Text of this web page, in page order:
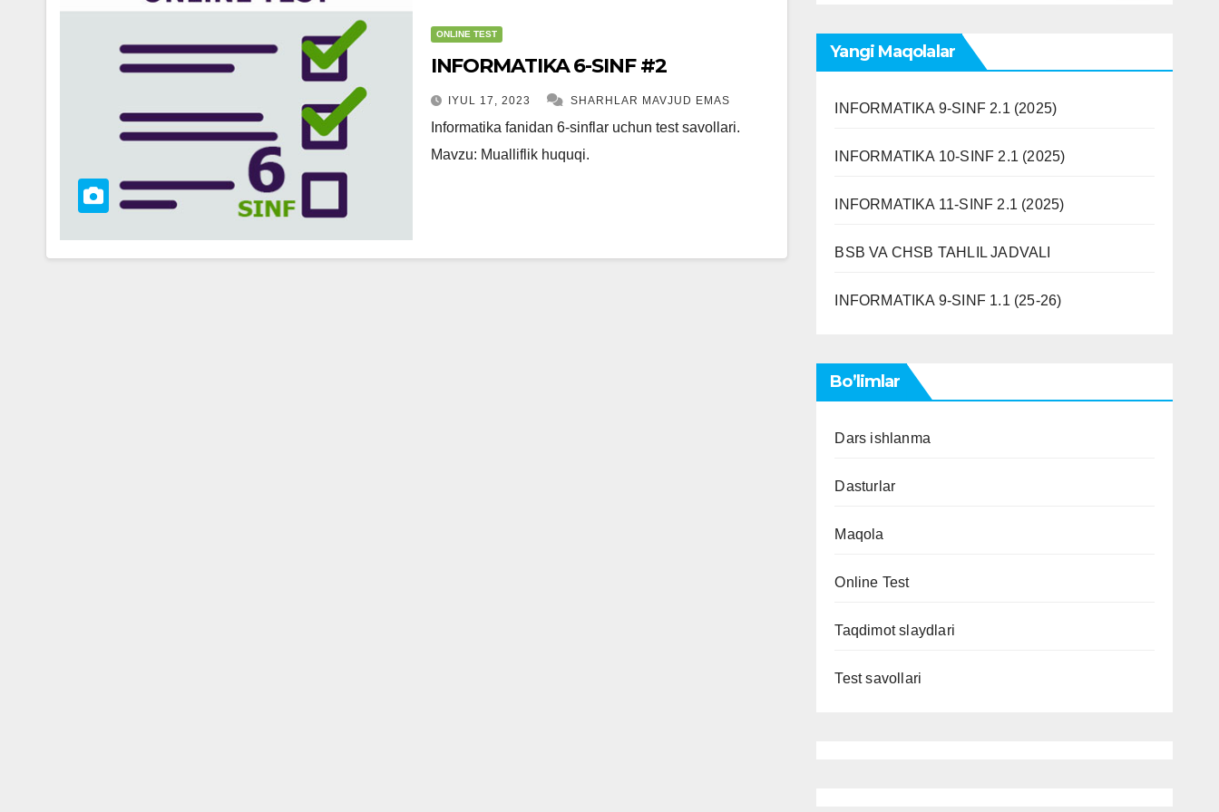
ONLINE TEST
INFORMATIKA 6-SINF #2
IYUL 17, 2023 SHARHLAR MAVJUD EMAS
Informatika fanidan 6-sinflar uchun test savollari.
Mavzu: Mualliflik huquqi.
Yangi Maqolalar
INFORMATIKA 9-SINF 2.1 (2025)
INFORMATIKA 10-SINF 2.1 (2025)
INFORMATIKA 11-SINF 2.1 (2025)
BSB VA CHSB TAHLIL JADVALI
INFORMATIKA 9-SINF 1.1 (25-26)
Bo’limlar
Dars ishlanma
Dasturlar
Maqola
Online Test
Taqdimot slaydlari
Test savollari